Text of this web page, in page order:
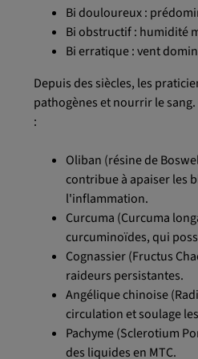
Bi douloureux :
Bi obstructif : humidité
Bi erratique : vent
Depuis des siècles, les
pathogènes et nourrir le
:
Oliban (résine de
contribue à apaiser les
l'inflammation.
Curcuma (Curcuma
curcuminoïdes, qui
Cognassier (Fructus
raideurs persistantes.
Angélique chinoise
circulation et soulage
Pachyme (Sclerotium
des liquides en MTC.